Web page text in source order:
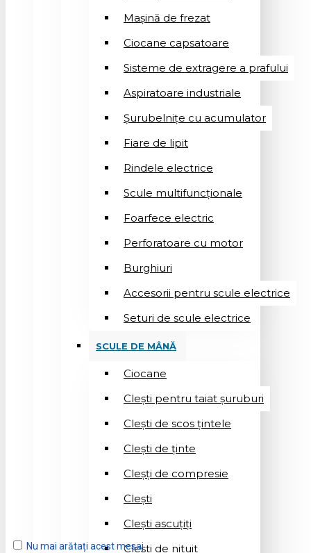
Mașină de frezat
Ciocane capsatoare
Sisteme de extragere a prafului
Aspiratoare industriale
Șurubelnițe cu acumulator
Fiare de lipit
Rindele electrice
Scule multifuncționale
Foarfece electric
Perforatoare cu motor
Burghiuri
Accesorii pentru scule electrice
Seturi de scule electrice
SCULE DE MÂNĂ
Ciocane
Cleşti pentru taiat șuruburi
Clești de scos țintele
Clești de ținte
Cleșți de compresie
Cleşti
Clești ascuțiți
Cleşti de nituit
Nu mai arătați acest mesaj